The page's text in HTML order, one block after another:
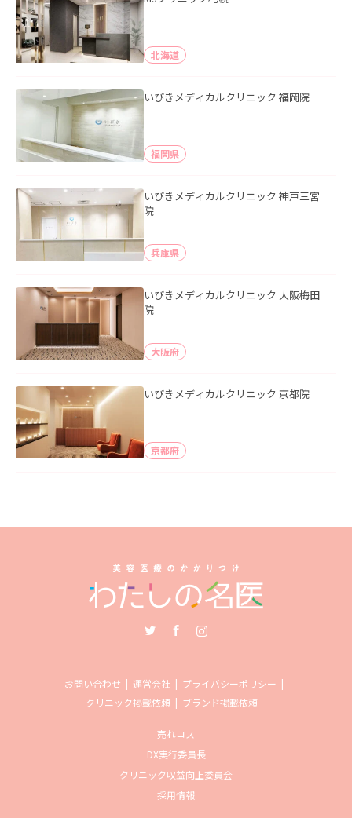
北海道
いびきメディカルクリニック 福岡院
福岡県
いびきメディカルクリニック 神戸三宮
院
兵庫県
いびきメディカルクリニック 大阪梅田
院
大阪府
いびきメディカルクリニック 京都院
京都府
お問い合わせ 運営会社
プライバシーポリシー
クリニック掲載依頼
ブランド掲載依頼
売れコス
DX実行委員長
クリニック収益向上委員会
採用情報